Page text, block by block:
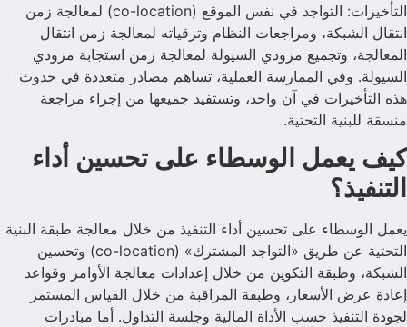
التأخيرات: التواجد في نفس الموقع (co-location) لمعالجة زمن
انتقال الشبكة، ومراجعات النظام وترقياته لمعالجة زمن انتقال
المعالجة، وتجميع مزودي السيولة لمعالجة زمن استجابة مزودي
السيولة. وفي الممارسة العملية، تساهم مصادر متعددة في حدوث
هذه التأخيرات في آن واحد، وتستفيد جميعها من إجراء مراجعة
منسقة للبنية التحتية.
كيف يعمل الوسطاء على تحسين أداء
التنفيذ؟
يعمل الوسطاء على تحسين أداء التنفيذ من خلال معالجة طبقة البنية
التحتية عن طريق «التواجد المشترك» (co-location) وتحسين
الشبكة، وطبقة التكوين من خلال إعدادات معالجة الأوامر وقواعد
إعادة عرض الأسعار، وطبقة المراقبة من خلال القياس المستمر
لجودة التنفيذ حسب الأداة المالية وجلسة التداول. أما مبادرات